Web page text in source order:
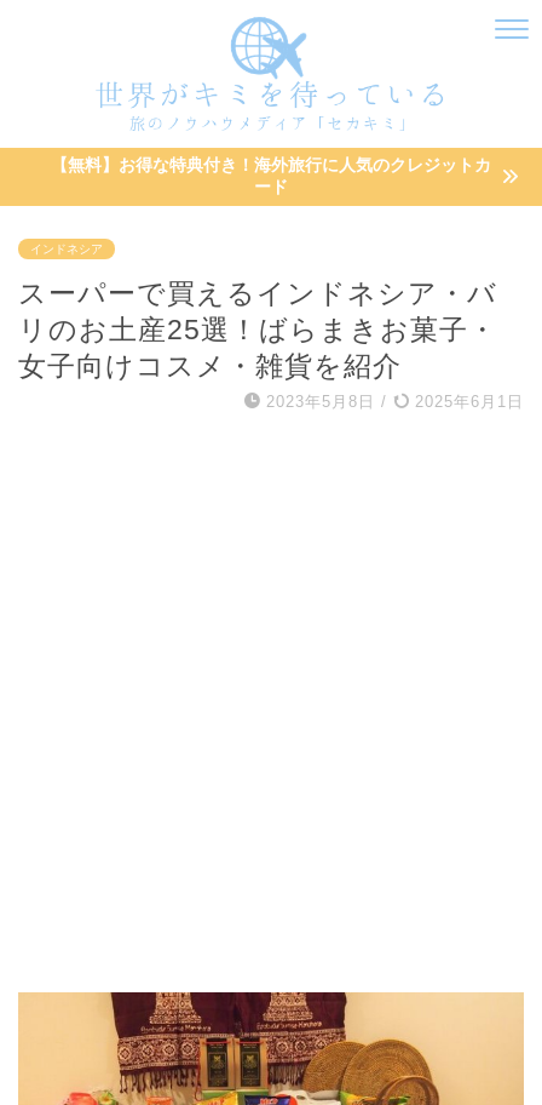
【無料】お得な特典付き！海外旅行に人気のクレジットカ
ード
インドネシア
スーパーで買えるインドネシア・バ
リのお土産25選！ばらまきお菓子・
女子向けコスメ・雑貨を紹介
2023年5月8日 / 2025年6月1日